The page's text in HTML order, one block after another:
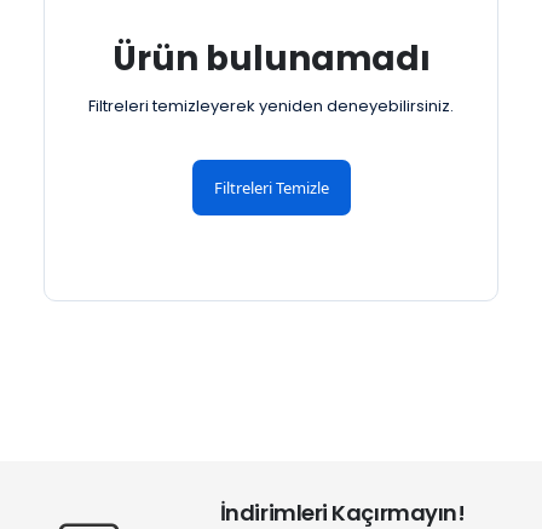
Ürün bulunamadı
Filtreleri temizleyerek yeniden deneyebilirsiniz.
Filtreleri Temizle
İndirimleri Kaçırmayın!